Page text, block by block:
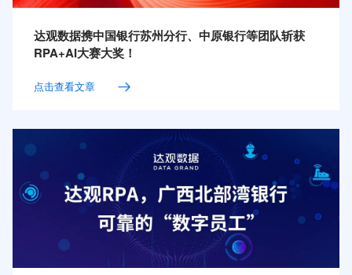
达观数据携中国银行苏州分行、中原银行等团队斩获
RPA+AI大赛大奖！
点击查看文章